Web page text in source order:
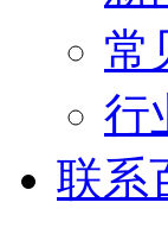
常
行
联系